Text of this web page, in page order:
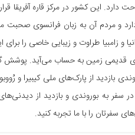
و مردم آن به زبان فرانسوی
و زامبیا طراوت و زیبایی خاصی را
قدیمی زمین به حساب می‌آید.
از پارک‌های ملی کیبیرا و رُووبو
سفر به بوروندی و بازدید از
سفرتان را با ما تجربه کنید.